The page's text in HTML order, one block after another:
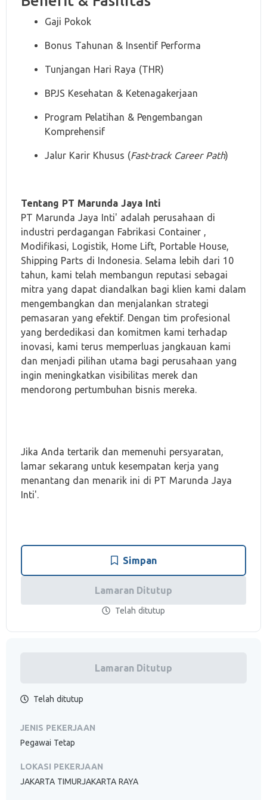
Gaji Pokok
Bonus Tahunan & Insentif Performa
Tunjangan Hari Raya (THR)
BPJS Kesehatan & Ketenagakerjaan
Program Pelatihan & Pengembangan
Komprehensif
Jalur Karir Khusus (Fast-track Career Path)
Tentang PT Marunda Jaya Inti
PT Marunda Jaya Inti' adalah perusahaan di
industri perdagangan Fabrikasi Container ,
Modifikasi, Logistik, Home Lift, Portable House,
Shipping Parts di Indonesia. Selama lebih dari 10
tahun, kami telah membangun reputasi sebagai
mitra yang dapat diandalkan bagi klien kami dalam
mengembangkan dan menjalankan strategi
pemasaran yang efektif. Dengan tim profesional
yang berdedikasi dan komitmen kami terhadap
inovasi, kami terus memperluas jangkauan kami
dan menjadi pilihan utama bagi perusahaan yang
ingin meningkatkan visibilitas merek dan
mendorong pertumbuhan bisnis mereka.
Jika Anda tertarik dan memenuhi persyaratan,
lamar sekarang untuk kesempatan kerja yang
menantang dan menarik ini di PT Marunda Jaya
Inti'.
Simpan
Lamaran Ditutup
Telah ditutup
Lamaran Ditutup
Telah ditutup
JENIS PEKERJAAN
Pegawai Tetap
LOKASI PEKERJAAN
JAKARTA TIMURJAKARTA RAYA